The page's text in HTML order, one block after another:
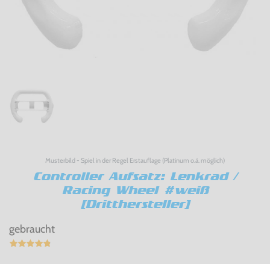
Musterbild - Spiel in der Regel Erstauflage (Platinum o.ä. möglich)
Controller Aufsatz: Lenkrad /
Racing Wheel #weiß
[Dritthersteller]
gebraucht